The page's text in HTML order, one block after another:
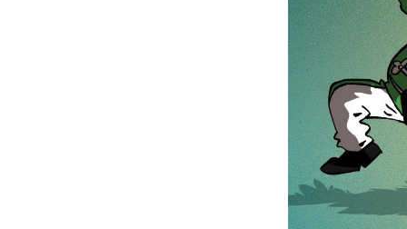
s’empoignent